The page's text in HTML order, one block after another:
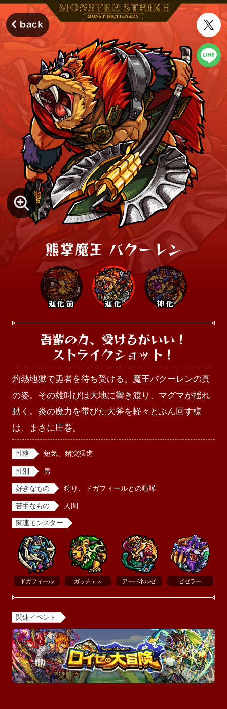
熊掌魔王 バクーレン
進化前 進化 神化
吾輩の力、受けるがいい！
ストライクショット！
灼熱地獄で勇者を待ち受ける、魔王バクーレンの真
の姿。その雄叫びは大地に響き渡り、マグマが揺れ
動く。炎の魔力を帯びた大斧を軽々とぶん回す様
は、まさに圧巻。
性格 短気、猪突猛進
性別 男
好きなもの 狩り、ドガフィールとの喧嘩
苦手なもの 人間
関連モンスター
ドガフィール ガッチェス アーバネルゼ ビゼラー
関連イベント